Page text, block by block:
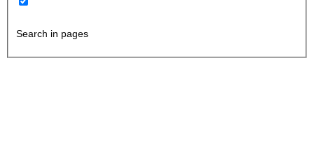
Search in pages